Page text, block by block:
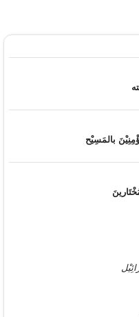
بالمَسِيْح